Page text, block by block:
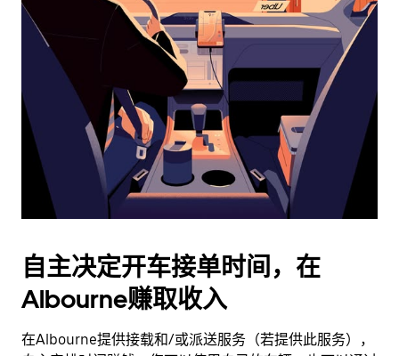
并
期。
按
退
闭
日
历。
自主决定开车接单时间，在
Albourne赚取收入
在Albourne提供接载和/或派送服务（若提供此服务），